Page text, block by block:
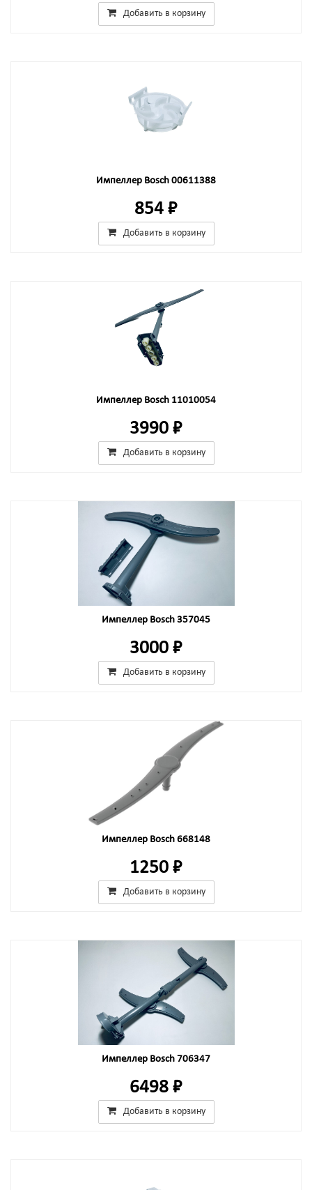
Добавить в корзину
Импеллер Bosch 00611388
854 ₽
Добавить в корзину
Импеллер Bosch 11010054
3990 ₽
Добавить в корзину
Импеллер Bosch 357045
3000 ₽
Добавить в корзину
Импеллер Bosch 668148
1250 ₽
Добавить в корзину
Импеллер Bosch 706347
6498 ₽
Добавить в корзину